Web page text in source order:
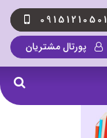
09151210501
پورتال مشتریان